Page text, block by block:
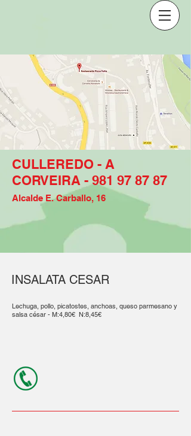
CULLEREDO - A
CORVEIRA - 981 97 87 87
Alcalde E. Carballo, 16
INSALATA CESAR
Lechuga, pollo, picatostes, anchoas, queso parmesano y
salsa césar - M:4,80€ N:8,45€